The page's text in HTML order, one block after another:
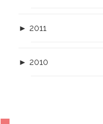
► 2011
► 2010